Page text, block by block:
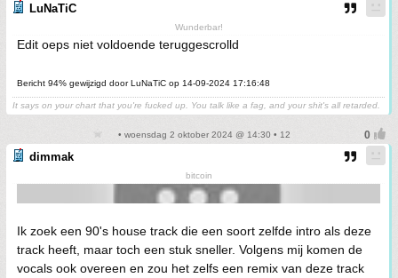
LuNaTiC
Wunderbar!
Edit oeps niet voldoende teruggescrolld
Bericht 94% gewijzigd door LuNaTiC op 14-09-2024 17:16:48
It says on your chart that you're fucked up. You talk like a fag, and your shit's all retarded.
• woensdag 2 oktober 2024 @ 14:30 • 12
dimmak
bitcoin
Ik zoek een 90's house track die een soort zelfde intro als deze
track heeft, maar toch een stuk sneller. Volgens mij komen de
vocals ook overeen en zou het zelfs een remix van deze track